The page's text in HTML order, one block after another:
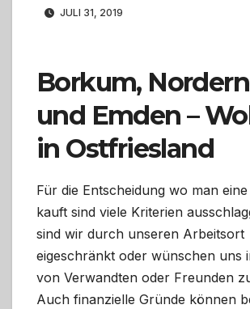
JULI 31, 2019
Borkum,
und Emden –
in Ostfriesland
Für die Entscheidung wo man
kauft sind viele Kriterien
sind wir durch unseren Arbeitsort
eigeschränkt oder wünschen uns
von Verwandten oder Freunden
Auch finanzielle Gründe können